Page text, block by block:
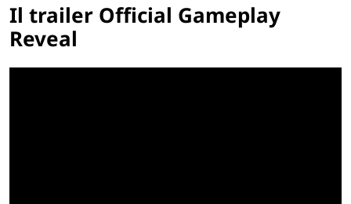
Il trailer Official Gameplay
Reveal